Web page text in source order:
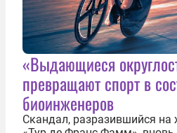
«Выдающиеся
превращают спорт в
биоинженеров
Скандал, разразившийся на